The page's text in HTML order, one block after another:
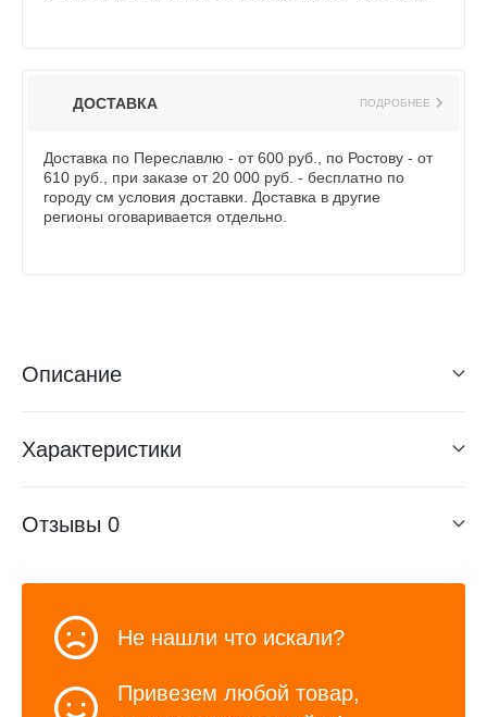
ДОСТАВКА ПОДРОБНЕЕ
Доставка по Переславлю - от 600 руб., по Ростову - от
610 руб., при заказе от 20 000 руб. - бесплатно по
городу см условия доставки. Доставка в другие
регионы оговаривается отдельно.
Описание
Характеристики
Отзывы 0
Не нашли что искали?
Привезем любой товар,